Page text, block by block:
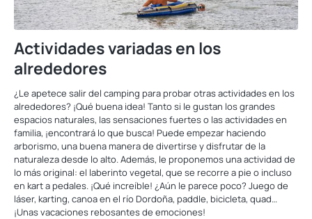
Actividades variadas en los
alrededores
¿Le apetece salir del camping para probar otras actividades en los
alrededores? ¡Qué buena idea! Tanto si le gustan los grandes
espacios naturales, las sensaciones fuertes o las actividades en
familia, ¡encontrará lo que busca! Puede empezar haciendo
arborismo, una buena manera de divertirse y disfrutar de la
naturaleza desde lo alto. Además, le proponemos una actividad de
lo más original: el laberinto vegetal, que se recorre a pie o incluso
en kart a pedales. ¡Qué increíble! ¿Aún le parece poco? Juego de
láser, karting, canoa en el río Dordoña, paddle, bicicleta, quad…
¡Unas vacaciones rebosantes de emociones!